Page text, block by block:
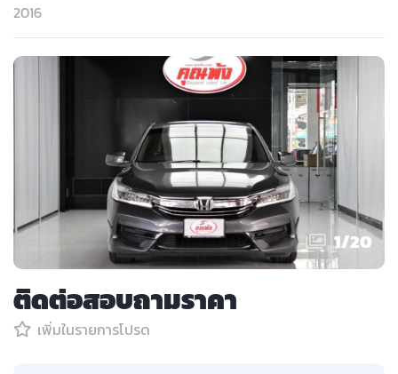
2016
1/20
ติดต่อสอบถามราคา
เพิ่มในรายการโปรด